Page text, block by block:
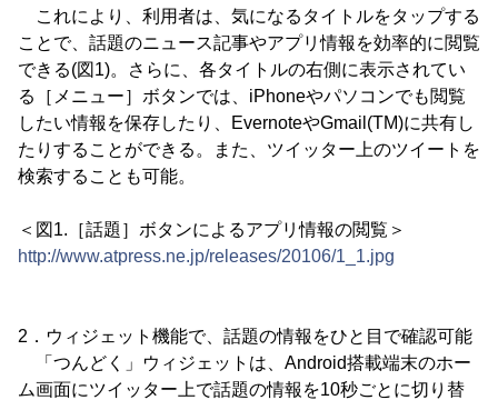
これにより、利用者は、気になるタイトルをタップする
ことで、話題のニュース記事やアプリ情報を効率的に閲覧
できる(図1)。さらに、各タイトルの右側に表示されてい
る［メニュー］ボタンでは、iPhoneやパソコンでも閲覧
したい情報を保存したり、EvernoteやGmail(TM)に共有し
たりすることができる。また、ツイッター上のツイートを
検索することも可能。
＜図1.［話題］ボタンによるアプリ情報の閲覧＞
http://www.atpress.ne.jp/releases/20106/1_1.jpg
2．ウィジェット機能で、話題の情報をひと目で確認可能
「つんどく」ウィジェットは、Android搭載端末のホー
ム画面にツイッター上で話題の情報を10秒ごとに切り替